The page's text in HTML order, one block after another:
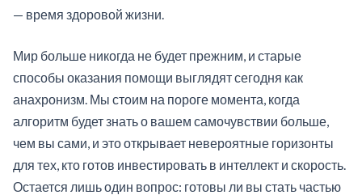
— время здоровой жизни.
Мир больше никогда не будет прежним, и старые
способы оказания помощи выглядят сегодня как
анахронизм. Мы стоим на пороге момента, когда
алгоритм будет знать о вашем самочувствии больше,
чем вы сами, и это открывает невероятные горизонты
для тех, кто готов инвестировать в интеллект и скорость.
Остается лишь один вопрос: готовы ли вы стать частью